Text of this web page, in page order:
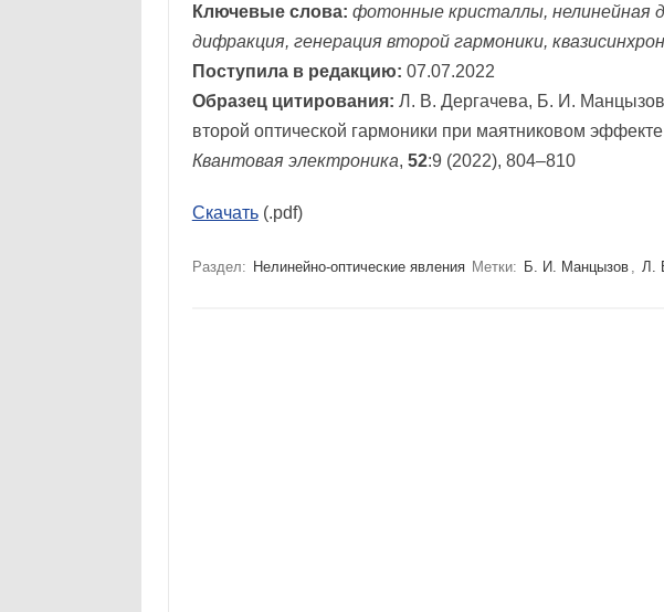
Ключевые слова: фотонные кристаллы, нелинейная
дифракция, генерация второй гармоники,
Поступила в редакцию: 07.07.2022
Образец цитирования: Л. В. Дергачева, Б. И.
второй оптической гармоники при маятниковом
Квантовая электроника, 52:9 (2022), 804–810
Скачать(.pdf)
Раздел: Нелинейно-оптические явления Метки: Б. И. Манцызов , Л.